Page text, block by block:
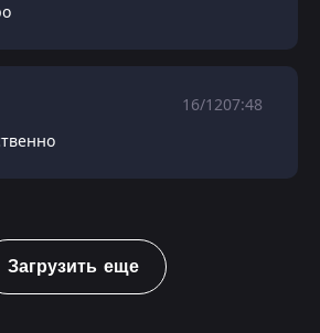
16/1207:48
Загрузить еще